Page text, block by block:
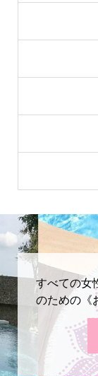
すべての女
のための《